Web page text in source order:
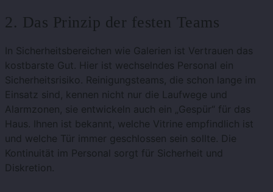
2. Das Prinzip der festen Teams
In Sicherheitsbereichen wie Galerien ist Vertrauen das
kostbarste Gut. Hier ist wechselndes Personal ein
Sicherheitsrisiko. Reinigungsteams, die schon lange im
Einsatz sind, kennen nicht nur die Laufwege und
Alarmzonen, sie entwickeln auch ein „Gespür“ für das
Haus. Ihnen ist bekannt, welche Vitrine empfindlich ist
und welche Tür immer geschlossen sein sollte. Die
Kontinuität im Personal sorgt für Sicherheit und
Diskretion.